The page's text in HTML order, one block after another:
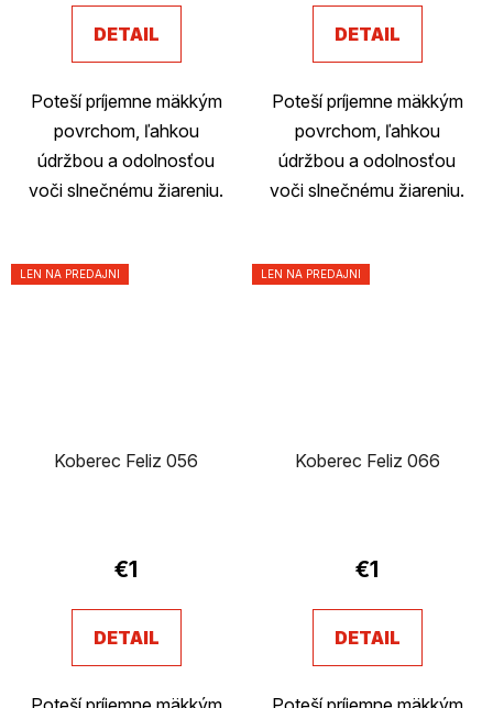
DETAIL
Poteší príjemne mäkkým
povrchom, ľahkou
údržbou a odolnosťou
voči slnečnému žiareniu.
DETAIL
Poteší príjemne mäkkým
povrchom, ľahkou
údržbou a odolnosťou
voči slnečnému žiareniu.
LEN NA PREDAJNI
Koberec Feliz 056
€1
DETAIL
LEN NA PREDAJNI
Koberec Feliz 066
€1
DETAIL